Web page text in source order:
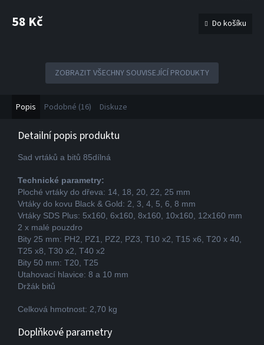
58 Kč Do košíku
ZOBRAZIT VŠECHNY SOUVISEJÍCÍ PRODUKTY
Popis Podobné (16) Diskuze
Detailní popis produktu
Sad vrtáků a bitů 85dílná
Technické parametry:
Ploché vrtáky do dřeva: 14, 18, 20, 22, 25 mm
Vrtáky do kovu Black & Gold: 2, 3, 4, 5, 6, 8 mm
Vrtáky SDS Plus: 5x160, 6x160, 8x160, 10x160, 12x160 mm
2 x malé pouzdro
Bity 25 mm: PH2, PZ1, PZ2, PZ3, T10 x2, T15 x6, T20 x 40,
T25 x8, T30 x2, T40 x2
Bity 50 mm: T20, T25
Utahovací hlavice: 8 a 10 mm
Držák bitů
Celková hmotnost: 2,70 kg
Doplňkové parametry